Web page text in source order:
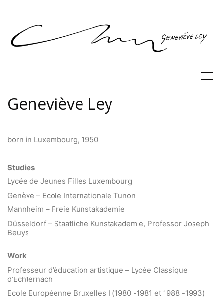
Geneviève Ley
born in Luxembourg, 1950
Studies
Lycée de Jeunes Filles Luxembourg
Genève – Ecole Internationale Tunon
Mannheim – Freie Kunstakademie
Düsseldorf – Staatliche Kunstakademie, Professor Joseph
Beuys
Work
Professeur d’éducation artistique – Lycée Classique
d’Echternach
Ecole Européenne Bruxelles I (1980 -1981 et 1988 -1993)